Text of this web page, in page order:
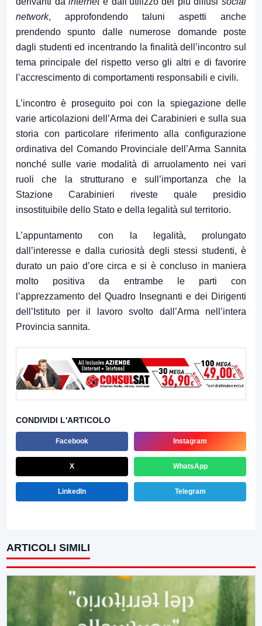
network, approfondendo taluni aspetti anche
prendendo spunto dalle numerose domande poste
dagli studenti ed incentrando la finalità dell’incontro sul
tema principale del rispetto verso gli altri e di favorire
l’accrescimento di comportamenti responsabili e civili.
L’incontro è proseguito poi con la spiegazione delle
varie articolazioni dell’Arma dei Carabinieri e sulla sua
storia con particolare riferimento alla configurazione
ordinativa del Comando Provinciale dell’Arma Sannita
nonché sulle varie modalità di arruolamento nei vari
ruoli che la strutturano e sull’importanza che la
Stazione Carabinieri riveste quale presidio
insostituibile dello Stato e della legalità sul territorio.
L’appuntamento con la legalità, prolungato
dall’interesse e dalla curiosità degli stessi studenti, è
durato un paio d’ore circa e si è concluso in maniera
molto positiva da entrambe le parti con
l’apprezzamento del Quadro Insegnanti e dei Dirigenti
dell’Istituto per il lavoro svolto dall’Arma nell’intera
Provincia sannita.
CONDIVIDI L'ARTICOLO
Facebook Instagram
X WhatsApp
LinkedIn Telegram
ARTICOLI SIMILI